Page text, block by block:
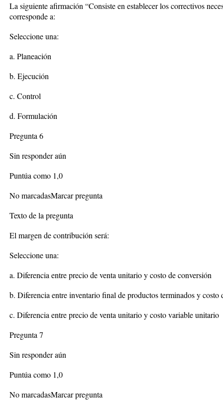
La siguiente afirmación “Consiste en establecer los correctivos
corresponde a:
Seleccione una:
a. Planeación
b. Ejecución
c. Control
d. Formulación
Pregunta 6
Sin responder aún
Puntúa como 1,0
No marcadasMarcar pregunta
Texto de la pregunta
El margen de contribución será:
Seleccione una:
a. Diferencia entre precio de venta unitario y costo de conversión
b. Diferencia entre inventario final de productos terminados y costo
c. Diferencia entre precio de venta unitario y costo variable unitario
Pregunta 7
Sin responder aún
Puntúa como 1,0
No marcadasMarcar pregunta